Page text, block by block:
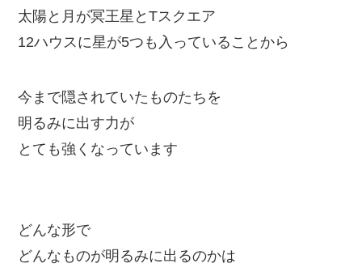
太陽と月が冥王星とTスクエア
12ハウスに星が5つも入っていることから
今まで隠されていたものたちを
明るみに出す力が
とても強くなっています
どんな形で
どんなものが明るみに出るのかは